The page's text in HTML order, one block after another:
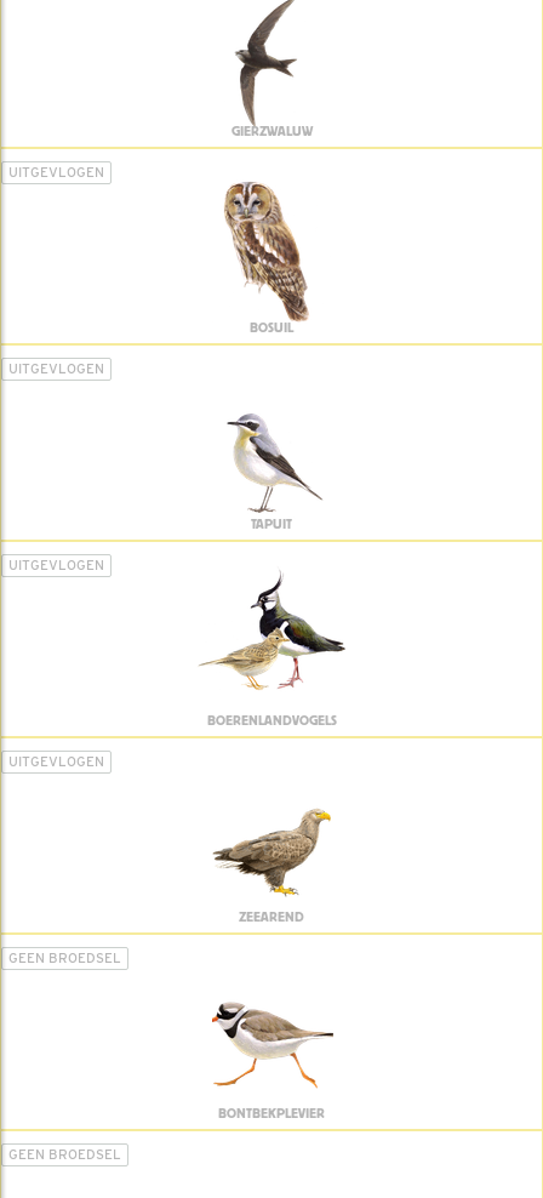
GIERZWALUW
UITGEVLOGEN
BOSUIL
UITGEVLOGEN
TAPUIT
UITGEVLOGEN
BOERENLANDVOGELS
UITGEVLOGEN
ZEEAREND
GEEN BROEDSEL
BONTBEKPLEVIER
GEEN BROEDSEL